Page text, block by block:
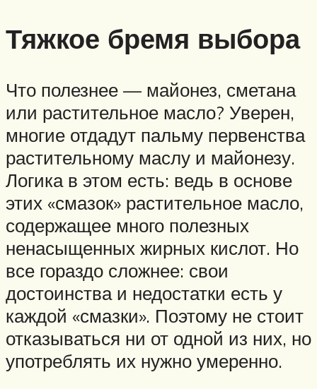
Тяжкое бремя выбора
Что полезнее — майонез, сметана
или растительное масло? Уверен,
многие отдадут пальму первенства
растительному маслу и майонезу.
Логика в этом есть: ведь в основе
этих «смазок» растительное масло,
содержащее много полезных
ненасыщенных жирных кислот. Но
все гораздо сложнее: свои
достоинства и недостатки есть у
каждой «смазки». Поэтому не стоит
отказываться ни от одной из них, но
употреблять их нужно умеренно.